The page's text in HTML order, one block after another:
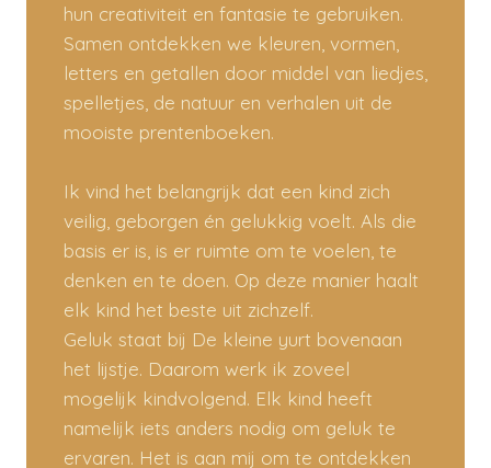
hun creativiteit en fantasie te gebruiken.
Samen ontdekken we kleuren, vormen,
letters en getallen door middel van liedjes,
spelletjes, de natuur en verhalen uit de
mooiste prentenboeken.
Ik vind het belangrijk dat een kind zich
veilig, geborgen én gelukkig voelt. Als die
basis er is, is er ruimte om te voelen, te
denken en te doen. Op deze manier haalt
elk kind het beste uit zichzelf.
Geluk staat bij De kleine yurt bovenaan
het lijstje. Daarom werk ik zoveel
mogelijk kindvolgend. Elk kind heeft
namelijk iets anders nodig om geluk te
ervaren. Het is aan mij om te ontdekken